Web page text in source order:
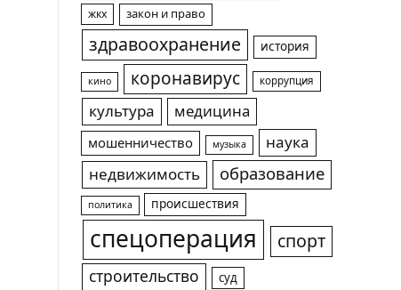
жкх закон и право
здравоохранение история
кино коронавирус коррупция
культура медицина
мошенничество музыка
наука
недвижимость
образование
политика происшествия
спецоперация спорт
строительство суд